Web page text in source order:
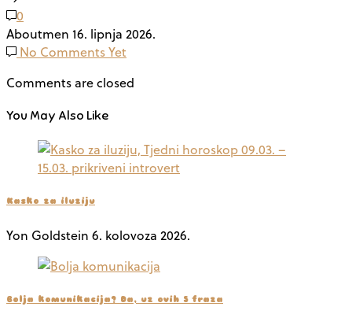
0
Aboutmen 16. lipnja 2026.
No Comments Yet
Comments are closed
You May Also Like
Kasko za iluziju
Yon Goldstein 6. kolovoza 2026.
Bolja komunikacija? Da, uz ovih 5 fraza